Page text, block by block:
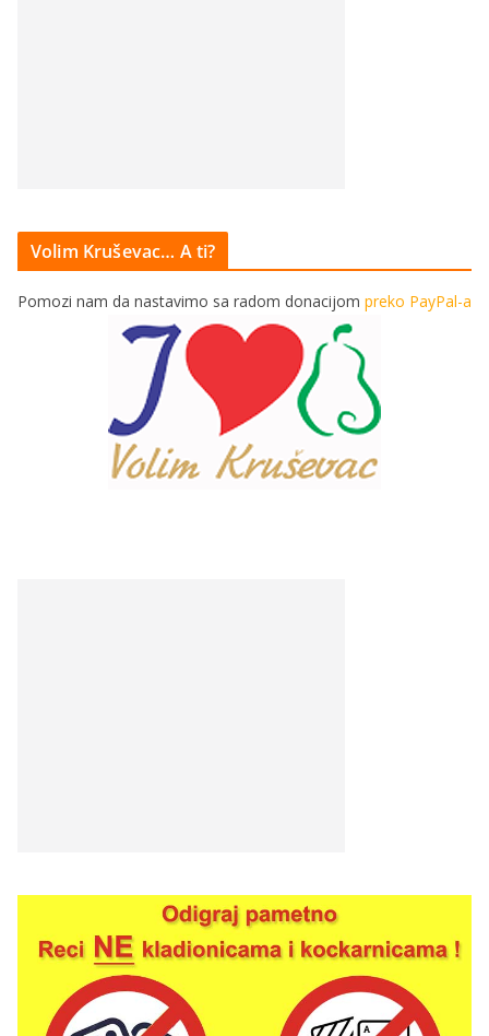
Volim Kruševac… A ti?
Pomozi nam da nastavimo sa radom donacijom preko PayPal-a